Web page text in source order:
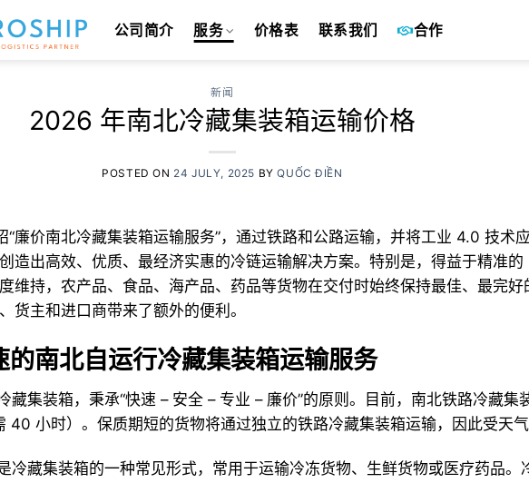
公司简介 服务 价格表 联系我们 合作
新闻
2026 年南北冷藏集装箱运输价格
POSTED ON 24 JULY, 2025 BYQUỐC ĐIỀN
“廉价南北冷藏集装箱运输服务”，通过铁路和公路运输，并将工业 4.0 技术
造出高效、优质、最经济实惠的冷链运输解决方案。特别是，得益于精准
维持，农产品、食品、海产品、药品等货物在交付时始终保持最佳、最完好
货主和进口商带来了额外的便利。
的南北自运行冷藏集装箱运输服务
藏集装箱，秉承“快速 – 安全 – 专业 – 廉价”的原则。目前，南北铁路冷藏集
40 小时）。保质期短的货物将通过独立的铁路冷藏集装箱运输，因此受天气
冷藏集装箱的一种常见形式，常用于运输冷冻货物、生鲜货物或医疗药品。